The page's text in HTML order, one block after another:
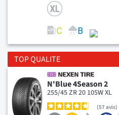
TOP QUALITE
N'Blue 4Season 2
255/45 ZR 20 105W XL
57 avis